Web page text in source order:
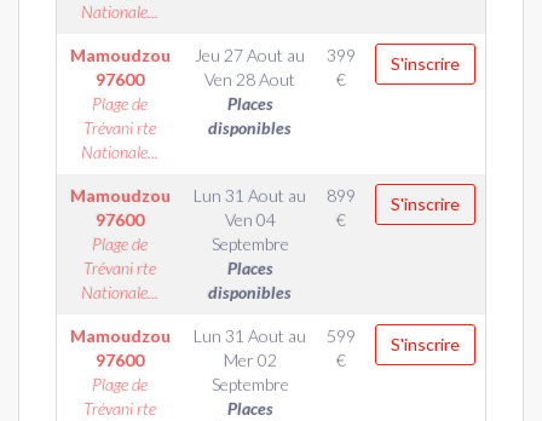
Nationale...
Mamoudzou
97600
Plage de
Trévani rte
Nationale...
Jeu 27 Aout au
Ven 28 Aout
Places
disponibles
399
€
S'inscrire
Mamoudzou
97600
Plage de
Trévani rte
Nationale...
Lun 31 Aout au
Ven 04
Septembre
Places
disponibles
899
€
S'inscrire
Mamoudzou
97600
Plage de
Trévani rte
Lun 31 Aout au
Mer 02
Septembre
Places
599
€
S'inscrire